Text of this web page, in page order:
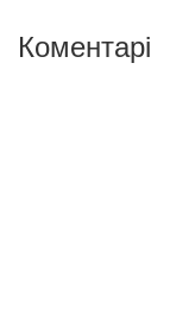
Коментарі